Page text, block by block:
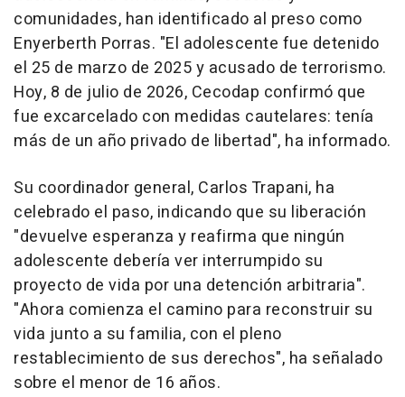
comunidades, han identificado al preso como
Enyerberth Porras. "El adolescente fue detenido
el 25 de marzo de 2025 y acusado de terrorismo.
Hoy, 8 de julio de 2026, Cecodap confirmó que
fue excarcelado con medidas cautelares: tenía
más de un año privado de libertad", ha informado.
Su coordinador general, Carlos Trapani, ha
celebrado el paso, indicando que su liberación
"devuelve esperanza y reafirma que ningún
adolescente debería ver interrumpido su
proyecto de vida por una detención arbitraria".
"Ahora comienza el camino para reconstruir su
vida junto a su familia, con el pleno
restablecimiento de sus derechos", ha señalado
sobre el menor de 16 años.